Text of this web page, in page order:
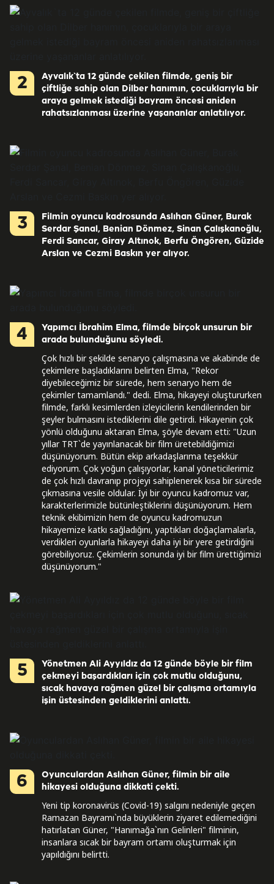
2
Ayvalık`ta 12 günde çekilen filmde, geniş bir
çiftliğe sahip olan Dilber hanımın, çocuklarıyla bir
araya gelmek istediği bayram öncesi aniden
rahatsızlanması üzerine yaşananlar anlatılıyor.
3
Filmin oyuncu kadrosunda Aslıhan Güner, Burak
Serdar Şanal, Benian Dönmez, Sinan Çalışkanoğlu,
Ferdi Sancar, Giray Altınok, Berfu Öngören, Güzide
Arslan ve Cezmi Baskın yer alıyor.
4
Yapımcı İbrahim Elma, filmde birçok unsurun bir
arada bulunduğunu söyledi.
Çok hızlı bir şekilde senaryo çalışmasına ve akabinde de
çekimlere başladıklarını belirten Elma, "Rekor
diyebileceğimiz bir sürede, hem senaryo hem de
çekimler tamamlandı." dedi. Elma, hikayeyi oluştururken
filmde, farklı kesimlerden izleyicilerin kendilerinden bir
şeyler bulmasını istediklerini dile getirdi. Hikayenin çok
yönlü olduğunu aktaran Elma, şöyle devam etti: "Uzun
yıllar TRT`de yayınlanacak bir film üretebildiğimizi
düşünüyorum. Bütün ekip arkadaşlarıma teşekkür
ediyorum. Çok yoğun çalışıyorlar, kanal yöneticilerimiz
de çok hızlı davranıp projeyi sahiplenerek kısa bir sürede
çıkmasına vesile oldular. İyi bir oyuncu kadromuz var,
karakterlerimizle bütünleştiklerini düşünüyorum. Hem
teknik ekibimizin hem de oyuncu kadromuzun
hikayemize katkı sağladığını, yaptıkları doğaçlamalarla,
verdikleri oyunlarla hikayeyi daha iyi bir yere getirdiğini
görebiliyoruz. Çekimlerin sonunda iyi bir film ürettiğimizi
düşünüyorum."
5
Yönetmen Ali Ayyıldız da 12 günde böyle bir film
çekmeyi başardıkları için çok mutlu olduğunu,
sıcak havaya rağmen güzel bir çalışma ortamıyla
işin üstesinden geldiklerini anlattı.
6
Oyunculardan Aslıhan Güner, filmin bir aile
hikayesi olduğuna dikkati çekti.
Yeni tip koronavirüs (Covid-19) salgını nedeniyle geçen
Ramazan Bayramı`nda büyüklerin ziyaret edilemediğini
hatırlatan Güner, "Hanımağa`nın Gelinleri" filminin,
insanlara sıcak bir bayram ortamı oluşturmak için
yapıldığını belirtti.